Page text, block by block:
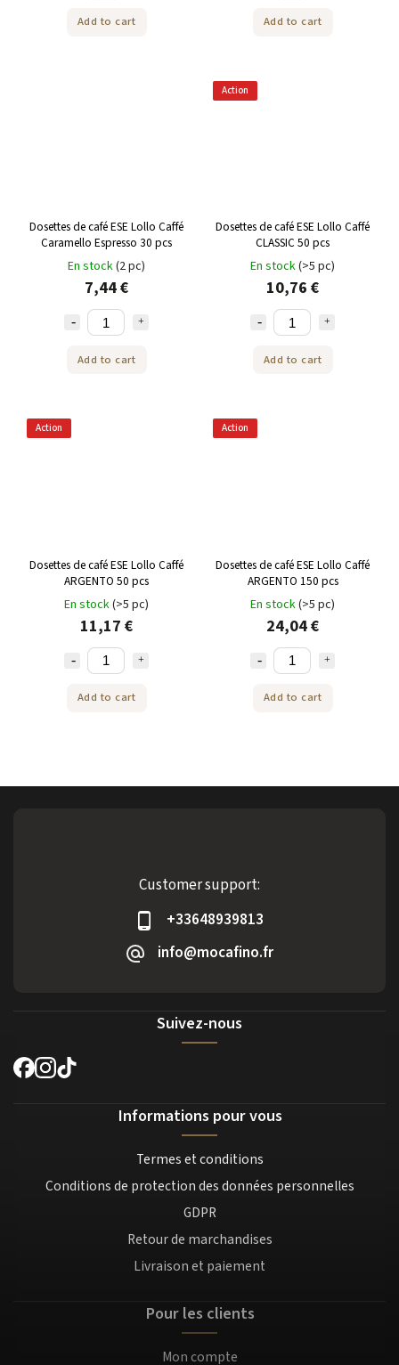
Add to cart Add to cart
Dosettes de café ESE Lollo Caffé
Caramello Espresso 30 pcs
En stock(2 pc)
7,44 €
Add to cart
Action
Dosettes de café ESE Lollo Caffé
CLASSIC 50 pcs
En stock(>5 pc)
10,76 €
Add to cart
Action
Dosettes de café ESE Lollo Caffé
ARGENTO 50 pcs
En stock(>5 pc)
11,17 €
Add to cart
Action
Dosettes de café ESE Lollo Caffé
ARGENTO 150 pcs
En stock(>5 pc)
24,04 €
Add to cart
Customer support:
+33648939813
info@mocafino.fr
Suivez-nous
Informations pour vous
Termes et conditions
Conditions de protection des données personnelles
GDPR
Retour de marchandises
Livraison et paiement
Pour les clients
Mon compte